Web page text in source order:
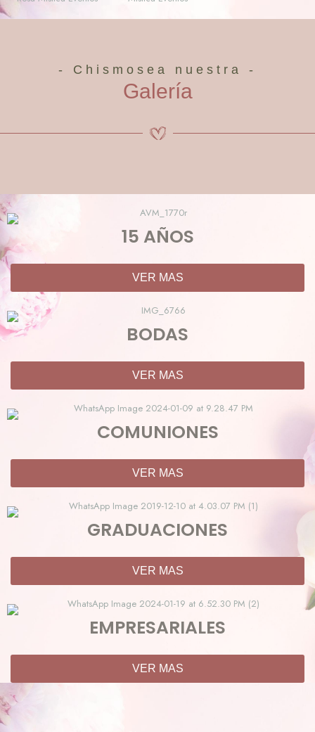
- Chismosea nuestra -
Galería
15 AÑOS
VER MAS
BODAS
VER MAS
COMUNIONES
VER MAS
GRADUACIONES
VER MAS
EMPRESARIALES
VER MAS